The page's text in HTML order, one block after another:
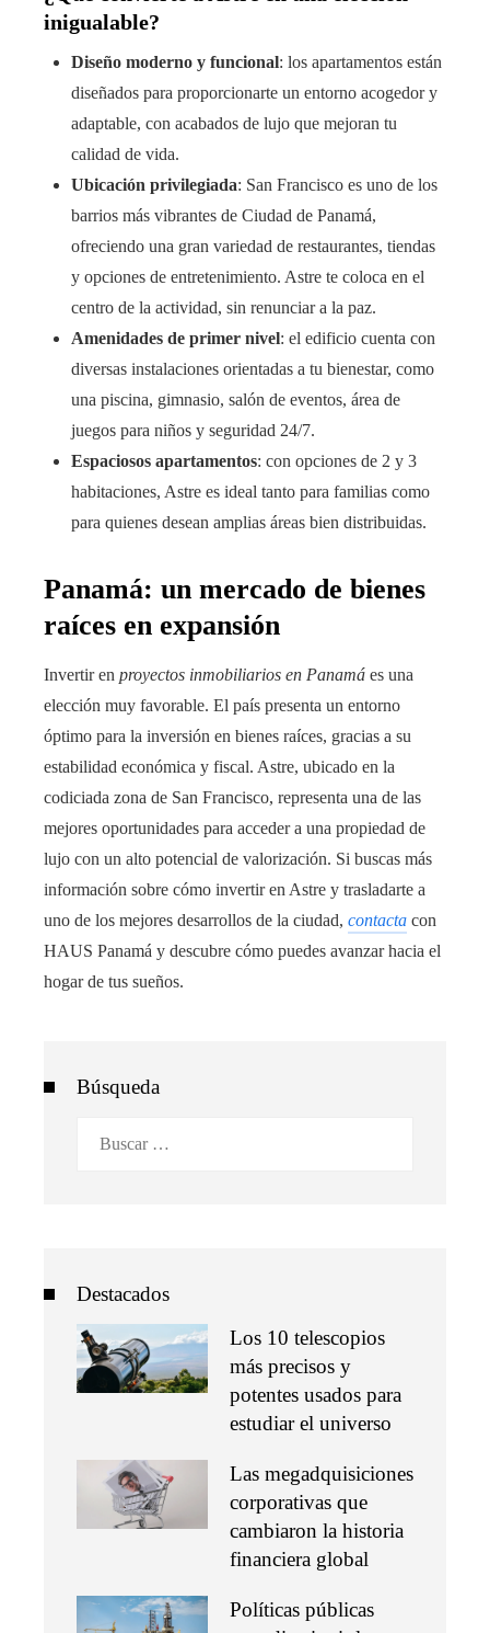
inigualable?
Diseño moderno y funcional: los apartamentos están
diseñados para proporcionarte un entorno acogedor y
adaptable, con acabados de lujo que mejoran tu
calidad de vida.
Ubicación privilegiada: San Francisco es uno de los
barrios más vibrantes de Ciudad de Panamá,
ofreciendo una gran variedad de restaurantes, tiendas
y opciones de entretenimiento. Astre te coloca en el
centro de la actividad, sin renunciar a la paz.
Amenidades de primer nivel: el edificio cuenta con
diversas instalaciones orientadas a tu bienestar, como
una piscina, gimnasio, salón de eventos, área de
juegos para niños y seguridad 24/7.
Espaciosos apartamentos: con opciones de 2 y 3
habitaciones, Astre es ideal tanto para familias como
para quienes desean amplias áreas bien distribuidas.
Panamá: un mercado de bienes
raíces en expansión
Invertir en proyectos inmobiliarios en Panamá es una
elección muy favorable. El país presenta un entorno
óptimo para la inversión en bienes raíces, gracias a su
estabilidad económica y fiscal. Astre, ubicado en la
codiciada zona de San Francisco, representa una de las
mejores oportunidades para acceder a una propiedad de
lujo con un alto potencial de valorización. Si buscas más
información sobre cómo invertir en Astre y trasladarte a
uno de los mejores desarrollos de la ciudad, contacta con
HAUS Panamá y descubre cómo puedes avanzar hacia el
hogar de tus sueños.
Búsqueda
Destacados
Los 10 telescopios
más precisos y
potentes usados para
estudiar el universo
Las megadquisiciones
corporativas que
cambiaron la historia
financiera global
Políticas públicas